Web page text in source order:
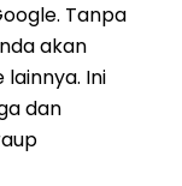
Tanpa
akan
Ini
dan